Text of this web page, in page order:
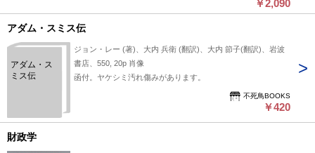
￥2,090
アダム・スミス伝
アダム・ス
ミス伝
ジョン・レー (著)、大内 兵衛 (翻訳)、大内 節子(翻訳)、岩波
書店、550, 20p 肖像
函付。ヤケシミ汚れ傷みがあります。
不死鳥BOOKS
￥420
財政学